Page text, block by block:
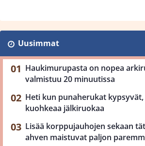
Uusimmat
Haukimurupasta on nopea
valmistuu 20 minuutissa
Heti kun punaherukat
kuohkeaa jälkiruokaa
Lisää korppujauhojen sekaan
ahven maistuvat paljon